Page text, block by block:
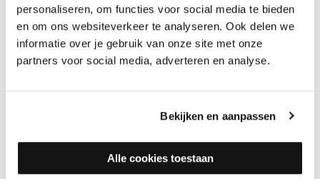
personaliseren, om functies voor social media te bieden
en om ons websiteverkeer te analyseren. Ook delen we
informatie over je gebruik van onze site met onze
partners voor social media, adverteren en analyse.
Bekijken en aanpassen
Alle cookies toestaan
bij een dorpel of trap. De plakplint is voorzien van een folie laag
met een kleurprint en is verkrijgbaar in meer dan160 kleuren.
Weet je nog niet welke kleur je nodig hebt? Bestel dan onze
foliewaaier !
in dezelfde kleur leverbaar